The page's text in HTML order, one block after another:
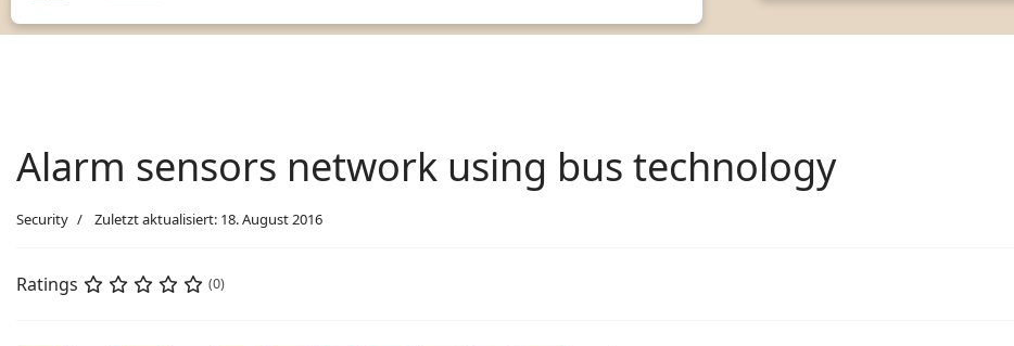
Alarm sensors network using bus technology
Security Zuletzt aktualisiert: 18. August 2016
Ratings (0)